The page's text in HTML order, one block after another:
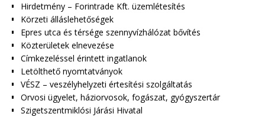
Hirdetmény – Forintrade Kft. üzemlétesítés
Körzeti álláslehetőségek
Epres utca és térsége szennyvízhálózat bővítés
Közterületek elnevezése
Címkezeléssel érintett ingatlanok
Letölthető nyomtatványok
VÉSZ – veszélyhelyzeti értesítési szolgáltatás
Orvosi ügyelet, háziorvosok, fogászat, gyógyszertár
Szigetszentmiklósi Járási Hivatal